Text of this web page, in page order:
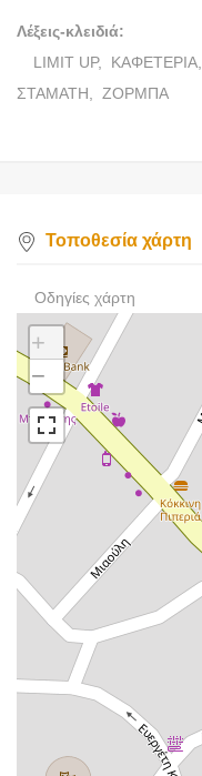
Λέξεις-κλειδιά:
LIMIT UP,
ΚΑΦΕΤΕΡΙΑ,
ΣΤΑΜΑΤΗ, ΖΟΡΜΠΑ
Τοποθεσία χάρτη
Οδηγίες χάρτη
+
−